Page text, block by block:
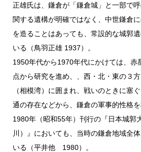
正雄氏は、鎌倉が「鎌倉城」と一部で
関する遺構が明確ではなく、中世鎌倉
を造ることはあっても、常設的な城郭
いる（鳥羽正雄 1937）。
1950年代から1970年代にかけては、赤
点から研究を進め、、西・北・東の３
（相模湾）に囲まれ、戦いのときに塞
通の存在などから、鎌倉の軍事的性格を
1980年（昭和55年）刊行の『日本城郭
川）』においても、当時の鎌倉地域全
いる（平井他 1980）。